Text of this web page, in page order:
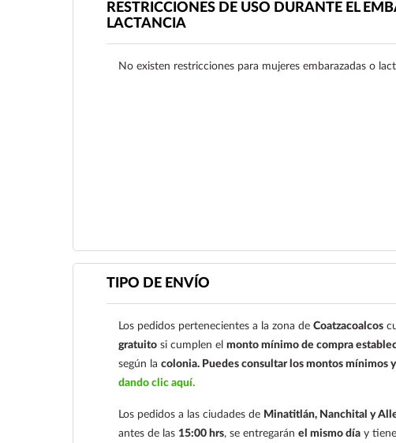
RESTRICCIONES DE USO DURANTE EL
LACTANCIA
No existen restricciones para mujeres embarazadas o
Ver más
TIPO DE ENVÍO
Los pedidos pertenecientes a la zona deCoatzacoalcos
gratuito si cumplen elmonto mínimo de compra
según lacolonia. Puedes consultar los montos mínimos
dando clic aquí.
Los pedidos a las ciudades de Minatitlán, Nanchital y
antes de las 15:00 hrs, se entregaránel mismo día y